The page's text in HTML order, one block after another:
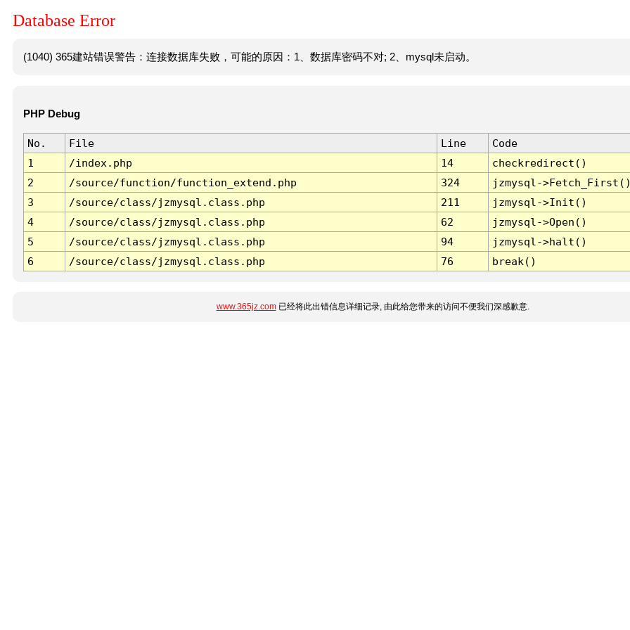
Database Error
(1040) 365建站错误警告：连接数据库失败，可能的原因：1、数据库密码不对; 2、mysql未启动。
PHP Debug
No. File Line
Code
1
/index.php 14
checkredirect()
2
/source/function/function_extend.php 324
jzmysql-
3
/source/class/jzmysql.class.php 211
jzmysql->Init()
4
/source/class/jzmysql.class.php 62
jzmysql->Open()
5
/source/class/jzmysql.class.php 94
jzmysql->halt()
6
/source/class/jzmysql.class.php 76 break()
www.365jz.com已经将此出错信息详细记录, 由此给您带来的访问不便我们深感歉意.